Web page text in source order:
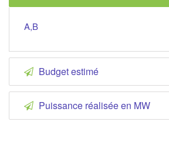
A,B
Budget estimé
Puissance réalisée en MW